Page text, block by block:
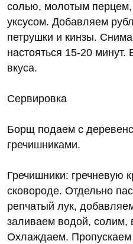
солью, молотым
уксусом. Добавляем
петрушки и кинзы.
настояться 15-20
вкуса.
Сервировка
Борщ подаем с
гречишниками.
Гречишники: гречневую
сковороде. Отдельно
репчатый лук,
заливаем водой, солим,
Охлаждаем. Пропускаем